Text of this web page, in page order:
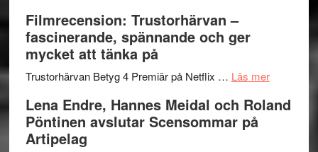
Scully
och
lättsam
2026
I
Delvis
Filmrecension: Trustorhärvan –
fascinerande, spännande och ger
mycket att tänka på
Trustorhärvan Betyg 4 Premiär på Netflix … Läs merom
Lena Endre, Hannes Meidal och Roland
Pöntinen avslutar Scensommar på
Artipelag